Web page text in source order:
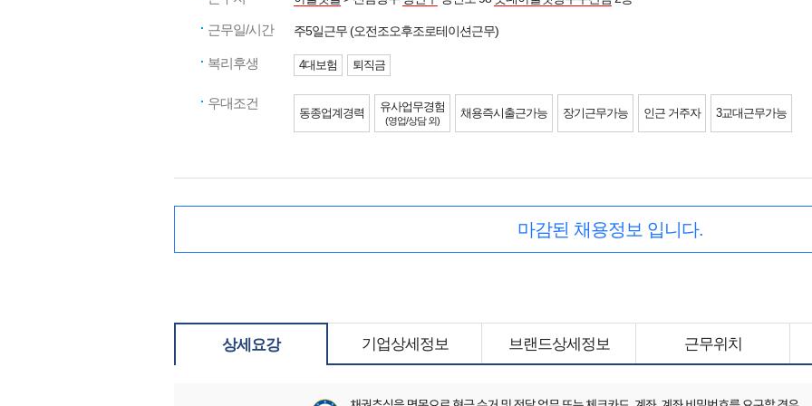
근무일/시간 주5일근무 (오전조오후조로테이션근무)
복리후생 4대보험 퇴직금
우대조건
동종업계경력 유사업무경험
(영업/상담 외)
채용즉시출근가능 장기근무가능 인근 거주자 3교대근무가능
마감된 채용정보 입니다.
상세요강 기업상세정보 브랜드상세정보 근무위치